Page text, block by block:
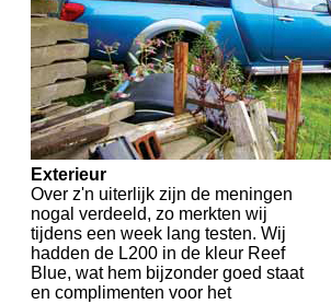
Exterieur
Over z'n uiterlijk zijn de meningen
nogal verdeeld, zo merkten wij
tijdens een week lang testen. Wij
hadden de L200 in de kleur Reef
Blue, wat hem bijzonder goed staat
en complimenten voor het